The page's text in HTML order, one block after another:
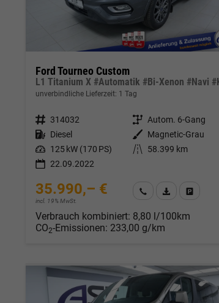
Ford Tourneo Custom
unverbindliche Lieferzeit: 1 Tag
Fahrzeugnr. 314032 Getriebe Autom. 6-Gang
Kraftstoff Diesel Außenfarbe
Magnetic-Grau
Leistung 125 kW (170 PS) Kilometerstand
58.399 km
22.09.2022
35.990,– €
incl. 19% MwSt.
Wir rufen Sie an
Verbrauch kombiniert: 8,80 l/100km
CO2-Emissionen: 233,00 g/km